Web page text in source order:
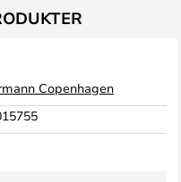
Copenhagen